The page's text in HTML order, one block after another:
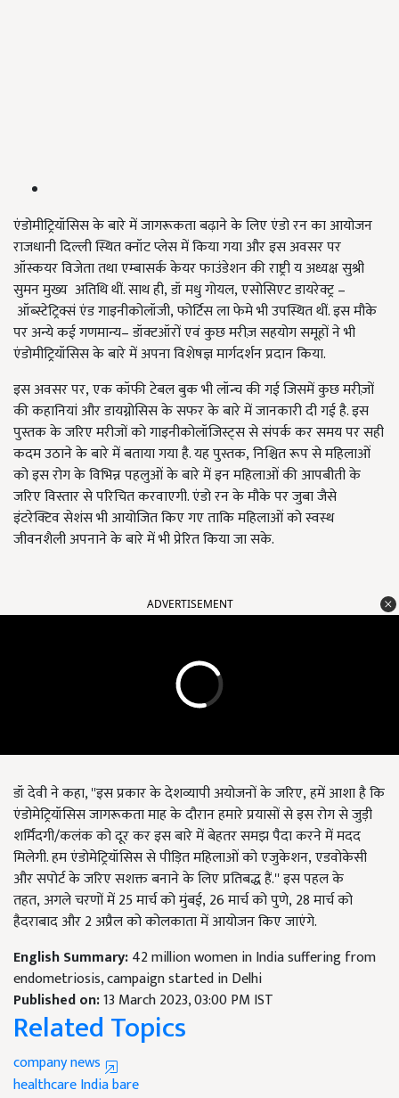
एंडोमीट्रियॉसिस के बारे में जागरूकता बढ़ाने के लिए एंडो रन का आयोजन
राजधानी दिल्ली स्थित क्नॉट प्लेस में किया गया और इस अवसर पर
ऑस्कयर विजेता तथा एम्बासर्क केयर फाउंडेशन की राष्ट्री य अध्यक्ष सुश्री
सुमन मुख्य अतिथि थीं. साथ ही, डॉ मधु गोयल, एसोसिएट डायरेक्ट्र –
ऑब्स्टेट्रिक्सं एंड गाइनीकोलॉजी, फोर्टिस ला फेमे भी उपस्थित थीं. इस मौके
पर अन्ये कई गणमान्य– डॉक्टऑरों एवं कुछ मरीज़ सहयोग समूहों ने भी
एंडोमीट्रियॉसिस के बारे में अपना विशेषज्ञ मार्गदर्शन प्रदान किया.
इस अवसर पर, एक कॉफी टेबल बुक भी लॉन्च की गई जिसमें कुछ मरीज़ों
की कहानियां और डायग्नोसिस के सफर के बारे में जानकारी दी गई है. इस
पुस्तक के जरिए मरीजों को गाइनीकोलॉजिस्ट्स से संपर्क कर समय पर सही
कदम उठाने के बारे में बताया गया है. यह पुस्तक, निश्चित रूप से महिलाओं
को इस रोग के विभिन्न पहलुओं के बारे में इन महिलाओं की आपबीती के
जरिए विस्तार से परिचित करवाएगी. एंडो रन के मौके पर जुबा जैसे
इंटरेक्टिव सेशंस भी आयोजित किए गए ताकि महिलाओं को स्वस्थ
जीवनशैली अपनाने के बारे में भी प्रेरित किया जा सके.
ADVERTISEMENT
डॉ देवी ने कहा, ''इस प्रकार के देशव्यापी अयोजनों के जरिए, हमें आशा है कि
एंडोमेट्रियॉसिस जागरूकता माह के दौरान हमारे प्रयासों से इस रोग से जुड़ी
शर्मिंदगी/कलंक को दूर कर इस बारे में बेहतर समझ पैदा करने में मदद
मिलेगी. हम एंडोमेट्रियॉसिस से पीड़ित महिलाओं को एजुकेशन, एडवोकेसी
और सपोर्ट के जरिए सशक्त बनाने के लिए प्रतिबद्ध हैं.'' इस पहल के
तहत, अगले चरणों में 25मार्च को मुंबई, 26मार्च को पुणे, 28मार्च को
हैदराबाद और2अप्रैल को कोलकाता में आयोजन किए जाएंगे.
English Summary:42 million women in India suffering from
endometriosis, campaign started in Delhi
Published on:13 March 2023, 03:00 PM IST
Related Topics
company news
healthcareIndiabare